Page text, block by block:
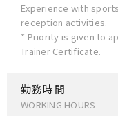
Experience with
reception activities.
* Priority is given to
Trainer Certificate.
勤務時間
WORKING HOURS